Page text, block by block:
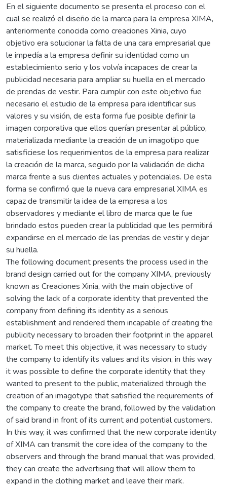
En el siguiente documento se presenta el proceso con el
cual se realizó el diseño de la marca para la empresa XIMA,
anteriormente conocida como creaciones Xinia, cuyo
objetivo era solucionar la falta de una cara empresarial que
le impedía a la empresa definir su identidad como un
establecimiento serio y los volvía incapaces de crear la
publicidad necesaria para ampliar su huella en el mercado
de prendas de vestir. Para cumplir con este objetivo fue
necesario el estudio de la empresa para identificar sus
valores y su visión, de esta forma fue posible definir la
imagen corporativa que ellos querían presentar al público,
materializada mediante la creación de un imagotipo que
satisficiese los requerimientos de la empresa para realizar
la creación de la marca, seguido por la validación de dicha
marca frente a sus clientes actuales y potenciales. De esta
forma se confirmó que la nueva cara empresarial XIMA es
capaz de transmitir la idea de la empresa a los
observadores y mediante el libro de marca que le fue
brindado estos pueden crear la publicidad que les permitirá
expandirse en el mercado de las prendas de vestir y dejar
su huella.
The following document presents the process used in the
brand design carried out for the company XIMA, previously
known as Creaciones Xinia, with the main objective of
solving the lack of a corporate identity that prevented the
company from defining its identity as a serious
establishment and rendered them incapable of creating the
publicity necessary to broaden their footprint in the apparel
market. To meet this objective, it was necessary to study
the company to identify its values and its vision, in this way
it was possible to define the corporate identity that they
wanted to present to the public, materialized through the
creation of an imagotype that satisfied the requirements of
the company to create the brand, followed by the validation
of said brand in front of its current and potential customers.
In this way, it was confirmed that the new corporate identity
of XIMA can transmit the core idea of the company to the
observers and through the brand manual that was provided,
they can create the advertising that will allow them to
expand in the clothing market and leave their mark.